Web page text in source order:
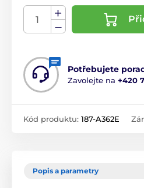
Potřebujete
Zavolejte na +420
Kód produktu: 187-A362E
Popis a parametry